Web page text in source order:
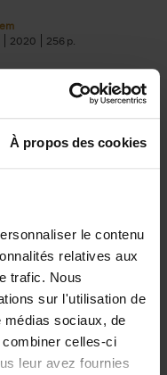
À propos des cookies
le contenu
relatives aux
trafic. Nous
sur l'utilisation de
médias sociaux, de
celles-ci
leur avez fournies
2020 256
= Building
De Feyter
Carolien Boom
2025 200